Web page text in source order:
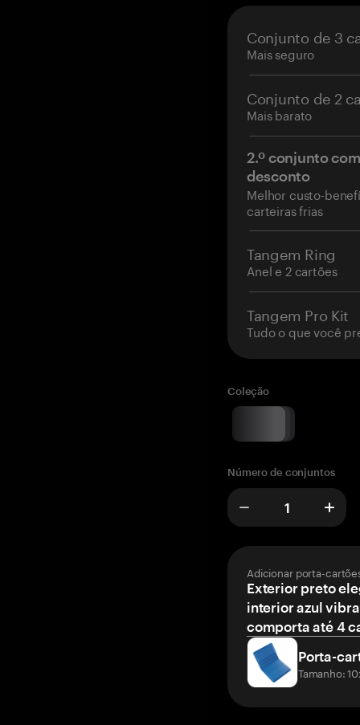
Conjunto de 3
Mais seguro
Conjunto de 2
Mais barato
2.º conjunto
desconto
Melhor custo-
carteiras frias
Tangem Ring
Anel e 2 cartões
Tangem Pro Kit
Tudo o que você
Coleção
Número de conjuntos
Adicionar porta-
Exterior preto
interior azul
comporta até 4
Porta-
Tamanho: